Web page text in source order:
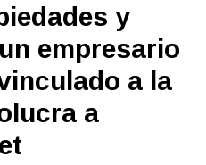
y
empresario
a la
a